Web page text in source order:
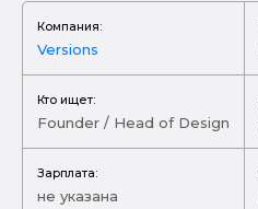
Компания:
Versions
Кто ищет:
Founder / Head of Design
Зарплата:
не указана